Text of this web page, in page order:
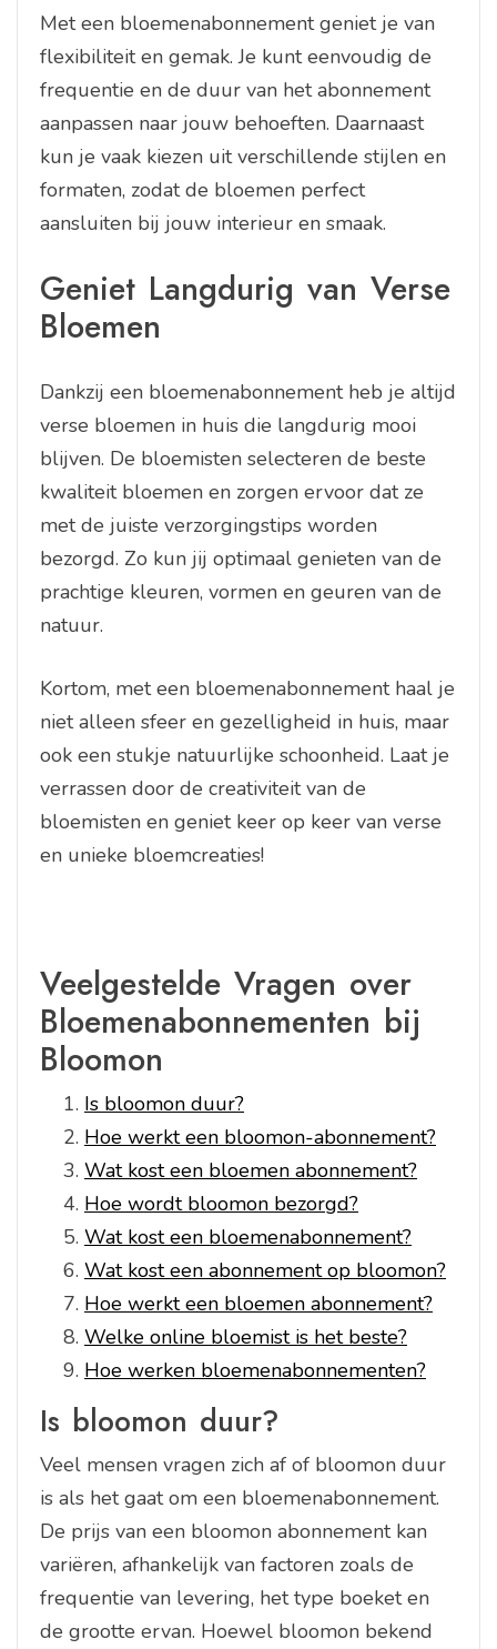
Met een bloemenabonnement geniet je van
flexibiliteit en gemak. Je kunt eenvoudig de
frequentie en de duur van het abonnement
aanpassen naar jouw behoeften. Daarnaast
kun je vaak kiezen uit verschillende stijlen en
formaten, zodat de bloemen perfect
aansluiten bij jouw interieur en smaak.
Geniet Langdurig van Verse
Bloemen
Dankzij een bloemenabonnement heb je altijd
verse bloemen in huis die langdurig mooi
blijven. De bloemisten selecteren de beste
kwaliteit bloemen en zorgen ervoor dat ze
met de juiste verzorgingstips worden
bezorgd. Zo kun jij optimaal genieten van de
prachtige kleuren, vormen en geuren van de
natuur.
Kortom, met een bloemenabonnement haal je
niet alleen sfeer en gezelligheid in huis, maar
ook een stukje natuurlijke schoonheid. Laat je
verrassen door de creativiteit van de
bloemisten en geniet keer op keer van verse
en unieke bloemcreaties!
Veelgestelde Vragen over
Bloemenabonnementen bij
Bloomon
Is bloomon duur?
Hoe werkt een bloomon-abonnement?
Wat kost een bloemen abonnement?
Hoe wordt bloomon bezorgd?
Wat kost een bloemenabonnement?
Wat kost een abonnement op bloomon?
Hoe werkt een bloemen abonnement?
Welke online bloemist is het beste?
Hoe werken bloemenabonnementen?
Is bloomon duur?
Veel mensen vragen zich af of bloomon duur
is als het gaat om een bloemenabonnement.
De prijs van een bloomon abonnement kan
variëren, afhankelijk van factoren zoals de
frequentie van levering, het type boeket en
de grootte ervan. Hoewel bloomon bekend